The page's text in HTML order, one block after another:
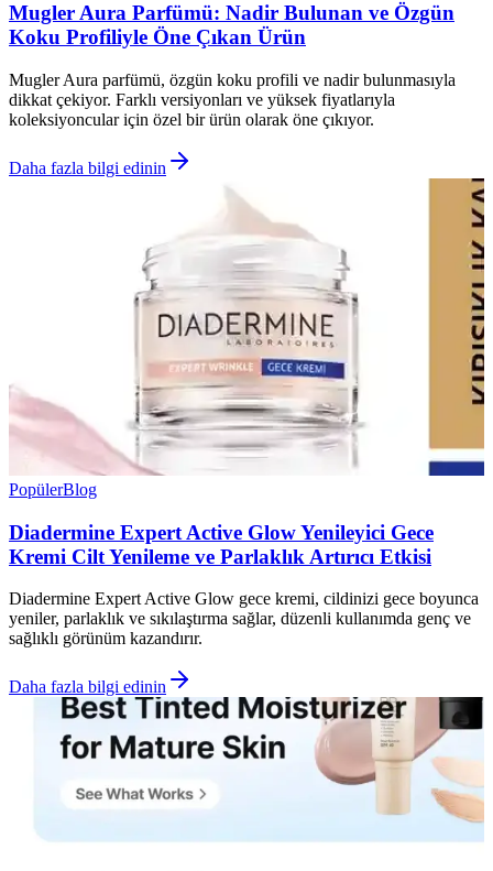
Mugler Aura Parfümü: Nadir Bulunan ve Özgün
Koku Profiliyle Öne Çıkan Ürün
Mugler Aura parfümü, özgün koku profili ve nadir bulunmasıyla
dikkat çekiyor. Farklı versiyonları ve yüksek fiyatlarıyla
koleksiyoncular için özel bir ürün olarak öne çıkıyor.
Daha fazla bilgi edinin
PopülerBlog
Diadermine Expert Active Glow Yenileyici Gece
Kremi Cilt Yenileme ve Parlaklık Artırıcı Etkisi
Diadermine Expert Active Glow gece kremi, cildinizi gece boyunca
yeniler, parlaklık ve sıkılaştırma sağlar, düzenli kullanımda genç ve
sağlıklı görünüm kazandırır.
Daha fazla bilgi edinin